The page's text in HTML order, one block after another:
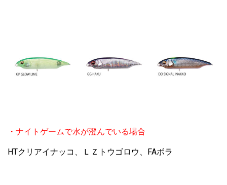
・ナイトゲームで水が澄んでいる場合
HTクリアイナッコ、ＬＺトウゴロウ、FAボラ